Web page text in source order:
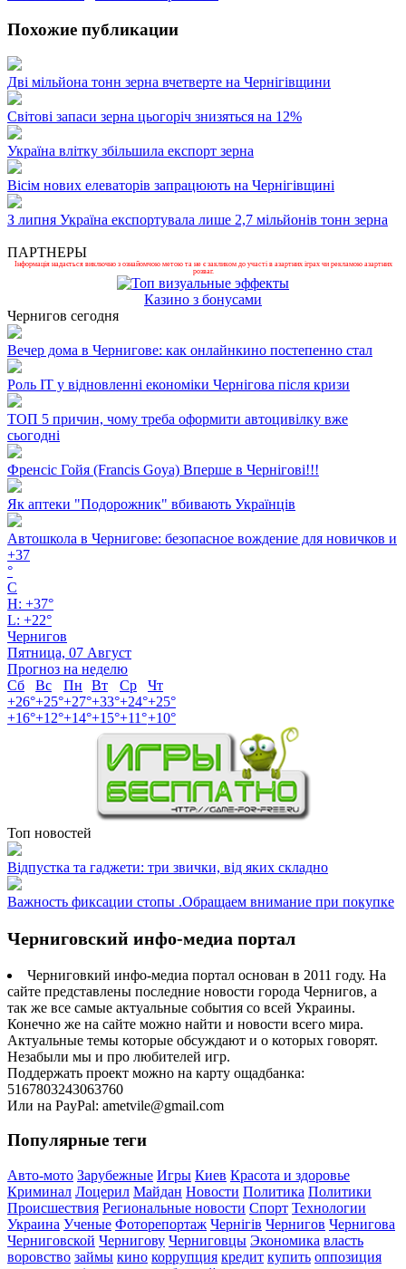
Похожие публикации
Дві мільйона тонн зерна вчетверте на Чернігівщини
Світові запаси зерна цьогоріч знизяться на 12%
Україна влітку збільшила експорт зерна
Вісім нових елеваторів запрацюють на Чернігівщині
З липня Україна експортувала лише 2,7 мільйонів тонн зерна
ПАРТНЕРЫ
Інформація надається виключно з ознайомчою метою та не є закликом до участі в азартних іграх чи рекламою азартних
розваг.
Казино з бонусами
Чернигов сегодня
Вечер дома в Чернигове: как онлайнкино постепенно стал
Роль ІТ у відновленні економіки Чернігова після кризи
ТОП 5 причин, чому треба оформити автоцивілку вже
сьогодні
Френсіс Гойя (Francis Goya) Вперше в Чернігові!!!
Як аптеки "Подорожник" вбивають Українців
Автошкола в Чернигове: безопасное вождение для новичков и
+37
°
C
H: +37°
L: +22°
Чернигов
Пятница, 07 Август
Прогноз на неделю
Сб
Вс Пн Вт Ср
Чт
+26°+25°+27°+33°+24°+25°
+16°+12°+14°+15°+11°+10°
Топ новостей
Відпустка та гаджети: три звички, від яких складно
Важность фиксации стопы .Обращаем внимание при покупке
Черниговский инфо-медиа портал
Черниговкий инфо-медиа портал основан в 2011 году. На
сайте представлены последние новости города Чернигов, а
так же все самые актуальные события со всей Украины.
Конечно же на сайте можно найти и новости всего мира.
Актуальные темы которые обсуждают и о которых говорят.
Незабыли мы и про любителей игр.
Поддержать проект можно на карту ощадбанка:
5167803243063760
Или на PayPal: ametvile@gmail.com
Популярные теги
Авто-мото Зарубежные Игры Киев Красота и здоровье
Криминал Лоцерил Майдан Новости Политика Политики
Происшествия Региональные новости Спорт Технологии
Украина Ученые Фоторепортаж Чернігів Чернигов Чернигова
Черниговской Чернигову Черниговцы Экономика власть
воровство займы кино коррупция кредит купить оппозиция